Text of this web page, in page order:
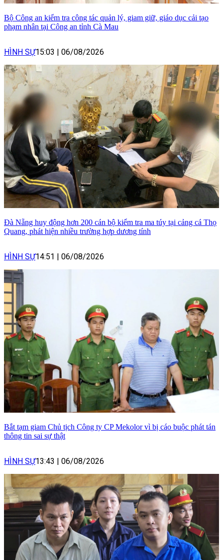
Bộ Công an kiểm tra công tác quản lý, giam giữ, giáo dục cải tạo
phạm nhân tại Công an tỉnh Cà Mau
HÌNH SỰ15:03 | 06/08/2026
Đà Nẵng huy động hơn 200 cán bộ kiểm tra ma túy tại cảng cá Thọ
Quang, phát hiện nhiều trường hợp dương tính
HÌNH SỰ14:51 | 06/08/2026
Bắt tạm giam Chủ tịch Công ty CP Mekolor vì bị cáo buộc phát tán
thông tin sai sự thật
HÌNH SỰ13:43 | 06/08/2026